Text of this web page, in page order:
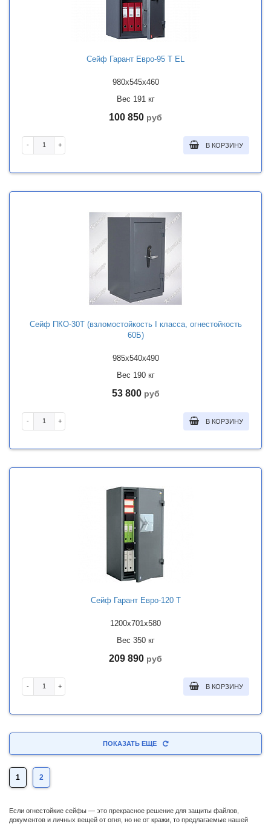
Сейф Гарант Евро-95 Т EL
980x545x460
Вес 191 кг
100 850 руб
- + В КОРЗИНУ
Сейф ПКО-30Т (взломостойкость I класса, огнестойкость
60Б)
985x540x490
Вес 190 кг
53 800 руб
- + В КОРЗИНУ
Сейф Гарант Евро-120 T
1200x701x580
Вес 350 кг
209 890 руб
- + В КОРЗИНУ
ПОКАЗАТЬ ЕЩЕ
1 2
Если огнестойкие сейфы — это прекрасное решение для защиты файлов,
документов и личных вещей от огня, но не от кражи, то предлагаемые нашей